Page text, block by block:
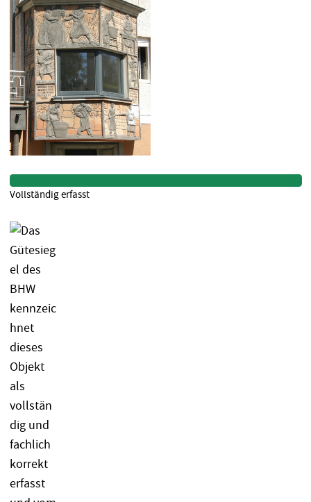
Vollständig erfasst